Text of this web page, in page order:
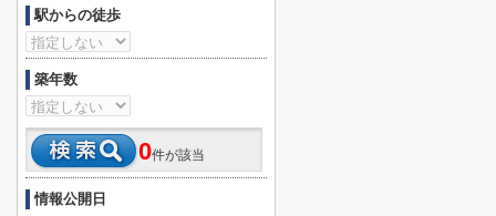
駅からの徒歩
築年数
0件が該当
情報公開日